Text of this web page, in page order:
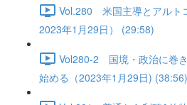
Vol.280 米国主導とアルト
2023年1月29日） (29:58)
Vol280-2 国境・政治に巻
始める（2023年1月29日) (38:56)